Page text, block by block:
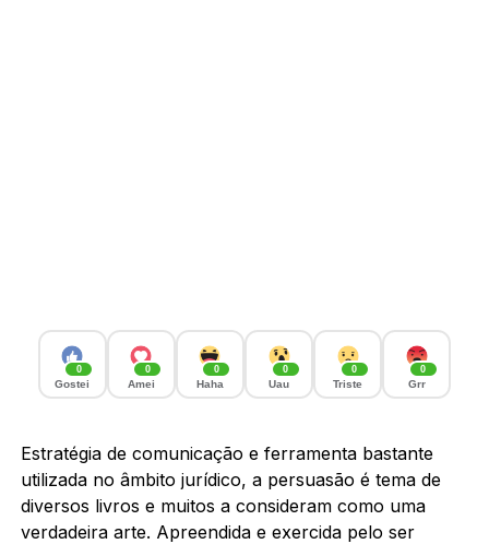
0
Gostei
0
Amei
0
Haha
0
Uau
0
Triste
0
Grr
Estratégia de comunicação e ferramenta bastante
utilizada no âmbito jurídico, a persuasão é tema de
diversos livros e muitos a consideram como uma
verdadeira arte. Apreendida e exercida pelo ser